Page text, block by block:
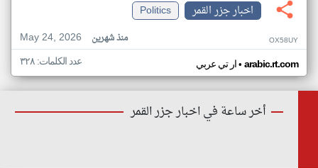
اخبار جزر القمر
Politics
May 24, 2026
منذ شهرين OX58UY
ار تي عربي• arabic.rt.com عدد الكلمات: ٣٢٨
أخر ساعة في اخبار جزر القمر